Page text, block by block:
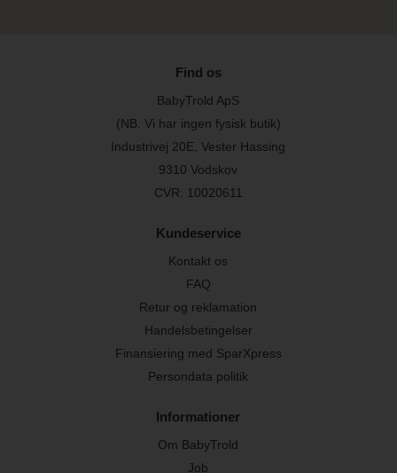
Find os
BabyTrold ApS
(NB. Vi har ingen fysisk butik)
Industrivej 20E, Vester Hassing
9310 Vodskov
CVR: 10020611
Kundeservice
Kontakt os
FAQ
Retur og reklamation
Handelsbetingelser
Finansiering med SparXpress
Persondata politik
Informationer
Om BabyTrold
Job